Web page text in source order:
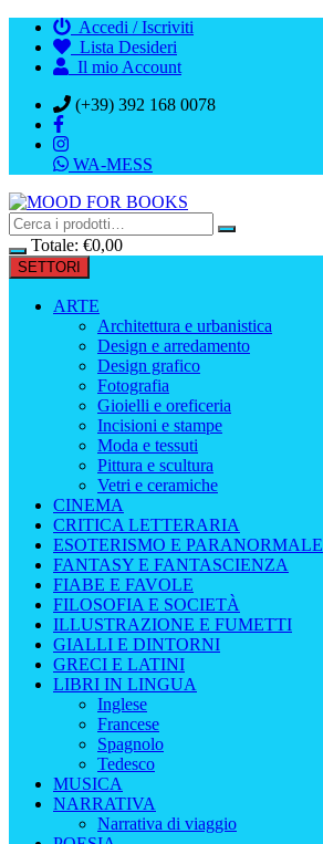
contenuto
Accedi / Iscriviti
Lista Desideri
Il mio Account
(+39) 392 168 0078
WA-MESS
Totale: €0,00
SETTORI
ARTE
Architettura e urbanistica
Design e arredamento
Design grafico
Fotografia
Gioielli e oreficeria
Incisioni e stampe
Moda e tessuti
Pittura e scultura
Vetri e ceramiche
CINEMA
CRITICA LETTERARIA
ESOTERISMO E PARANORMALE
FANTASY E FANTASCIENZA
FIABE E FAVOLE
FILOSOFIA E SOCIETÀ
ILLUSTRAZIONE E FUMETTI
GIALLI E DINTORNI
GRECI E LATINI
LIBRI IN LINGUA
Inglese
Francese
Spagnolo
Tedesco
MUSICA
NARRATIVA
Narrativa di viaggio